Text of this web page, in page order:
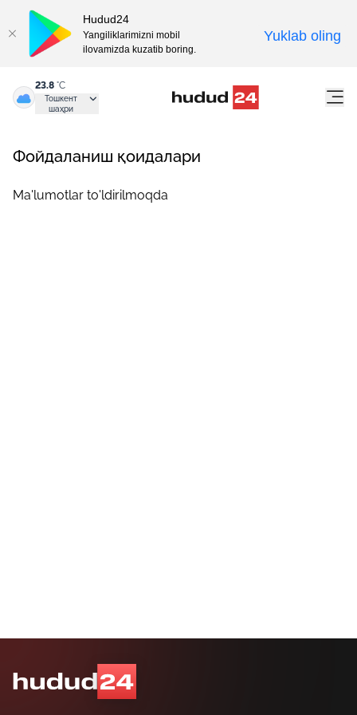
23.8 °C
Тошкент
шаҳри
Фойдаланиш қоидалари
Ma'lumotlar to'ldirilmoqda
Hudud24
Yangiliklarimizni mobil
ilovamizda kuzatib boring.
Yuklab oling